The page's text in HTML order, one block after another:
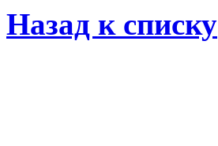
Назад к списку